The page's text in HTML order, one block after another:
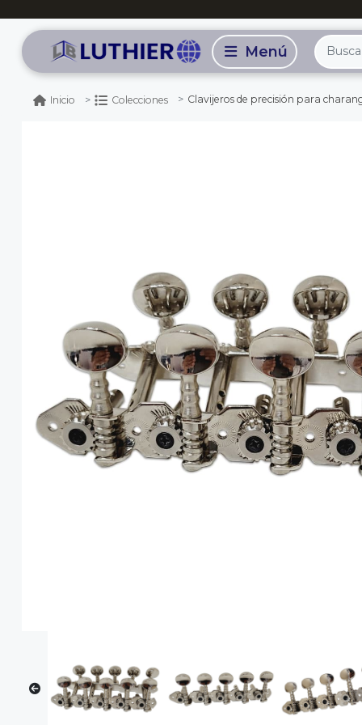
Inicio Colecciones Clavijeros de precisión para charango y mandolina